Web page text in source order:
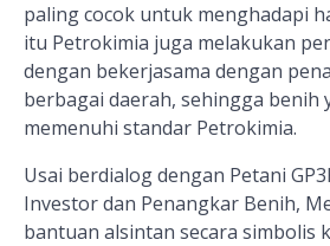
paling cocok untuk menghadapi
itu Petrokimia juga melakukan
dengan bekerjasama dengan
berbagai daerah, sehingga benih
memenuhi standar Petrokimia.
Usai berdialog dengan Petani
Investor dan Penangkar Benih,
bantuan alsintan secara simbolis